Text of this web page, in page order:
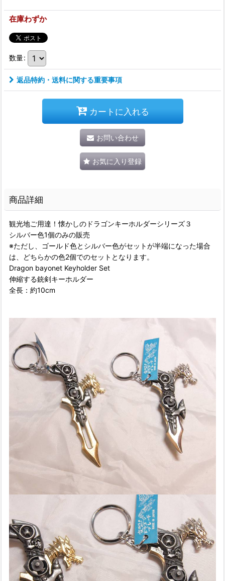
在庫わずか
数量:
返品特約・送料に関する重要事項
カートに入れる
お問い合わせ
お気に入り登録
商品詳細
観光地ご用達！懐かしのドラゴンキーホルダーシリーズ３
シルバー色1個のみの販売
※ただし、ゴールド色とシルバー色がセットが半端になった場合
は、どちらかの色2個でのセットとなります。
Dragon bayonet Keyholder Set
伸縮する銃剣キーホルダー
全長：約10cm